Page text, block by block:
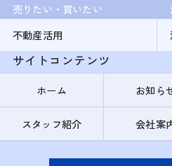
売りたい・買いたい
不動産活用
サイトコンテンツ
ホーム お知ら
スタッフ紹介 会社案